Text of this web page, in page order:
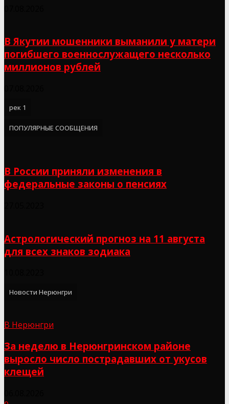
В Якутии мошенники выманили у матери
погибшего военнослужащего несколько
миллионов рублей
рек 1
ПОПУЛЯРНЫЕ СООБЩЕНИЯ
В России приняли изменения в
федеральные законы о пенсиях
Астрологический прогноз на 11 августа
для всех знаков зодиака
Новости Нерюнгри
В Нерюнгри
За неделю в Нерюнгринском районе
выросло число пострадавших от укусов
клещей